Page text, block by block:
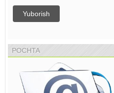
Yuborish
POCHTA